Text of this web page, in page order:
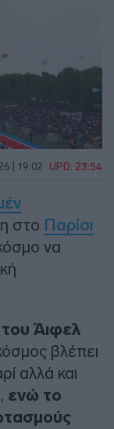
| 19:02 UPD: 23:54
στο Παρίσι
να
Άιφελ
βλέπει
αλλά και
ενώ το